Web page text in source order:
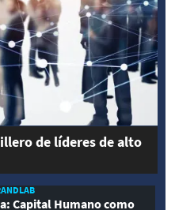
de líderes de alto
Capital Humano como